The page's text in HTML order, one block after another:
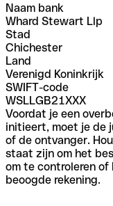
Naam bank
Whard Stewart Llp
Stad
Chichester
Land
Verenigd Koninkrijk
SWIFT-code
WSLLGB21XXX
Voordat je een
initieert, moet je de
of de ontvanger.
staat zijn om het
om te controleren of
beoogde rekening.